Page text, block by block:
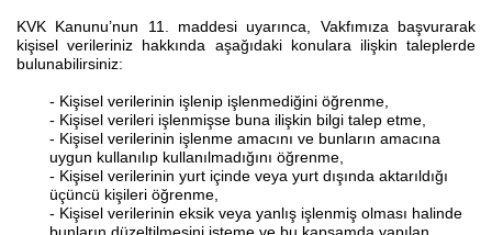
KVK Kanunu’nun 11. maddesi uyarınca, Vakfımıza başvurarak
kişisel verileriniz hakkında aşağıdaki konulara ilişkin taleplerde
bulunabilirsiniz:
- Kişisel verilerinin işlenip işlenmediğini öğrenme,
- Kişisel verileri işlenmişse buna ilişkin bilgi talep etme,
- Kişisel verilerinin işlenme amacını ve bunların amacına
uygun kullanılıp kullanılmadığını öğrenme,
- Kişisel verilerinin yurt içinde veya yurt dışında aktarıldığı
üçüncü kişileri öğrenme,
- Kişisel verilerinin eksik veya yanlış işlenmiş olması halinde